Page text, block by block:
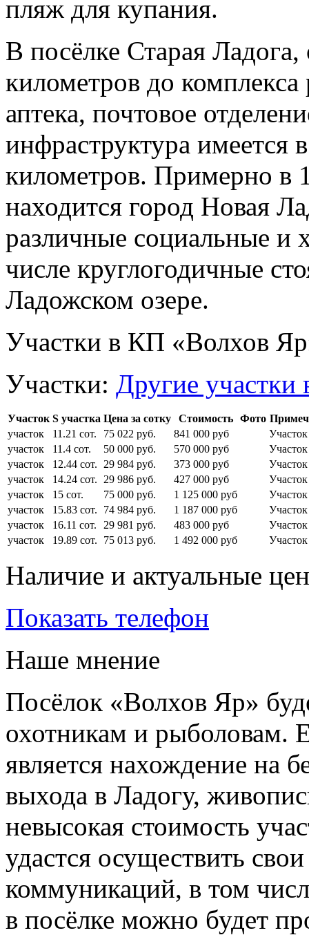
пляж для купания.
В посёлке Старая Ладога,
километров до
аптека, почтовое
инфраструктура имеется
километров. Примерно
находится город Новая
различные социальные и
числе круглогодичные
Ладожском озере.
Участки в КП «Волхов
Участки: Другие участки
Участок S участка Цена за сотку Стоимость Фото
участок
11.21 сот. 75 022 руб. 841 000 руб
участок
11.4 сот. 50 000 руб. 570 000 руб
участок
12.44 сот. 29 984 руб. 373 000 руб
участок
14.24 сот. 29 986 руб. 427 000 руб
участок
15 сот. 75 000 руб. 1 125 000 руб
участок
15.83 сот. 74 984 руб. 1 187 000 руб
участок
16.11 сот. 29 981 руб. 483 000 руб
участок
19.89 сот. 75 013 руб. 1 492 000 руб
Наличие и актуальные
Показать телефон
Наше мнение
Посёлок «Волхов Яр»
охотникам и рыболовам.
является нахождение на
выхода в Ладогу,
невысокая стоимость
удастся осуществить
коммуникаций, в том
в посёлке можно будет